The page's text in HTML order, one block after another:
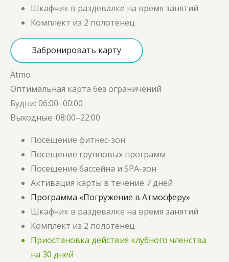
Шкафчик в раздевалке на время занятий
Комплект из 2 полотенец
Забронировать карту
Atmo
Оптимальная карта без ограничений
Будни: 06:00–00:00
Выходные: 08:00–22:00
Посещение фитнес-зон
Посещение групповых программ
Посещение бассейна и SPA-зон
Активация карты в течение 7 дней
Программа «Погружение в Атмосферу»
Шкафчик в раздевалке на время занятий
Комплект из 2 полотенец
Приостановка действия клубного членства
на 30 дней